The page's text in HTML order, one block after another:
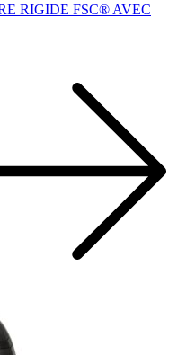
RIGIDE FSC® AVEC